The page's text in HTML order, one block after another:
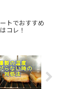
トでおすすめ
コレ！